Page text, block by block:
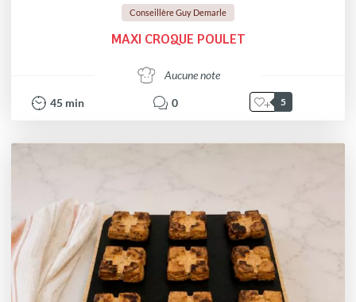
Conseillère Guy Demarle
MAXI CROQUE POULET
Aucune note
45 min 0 5